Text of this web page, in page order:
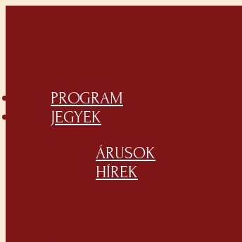
PROGRAM
JEGYEK
ÁRUSOK
HÍREK